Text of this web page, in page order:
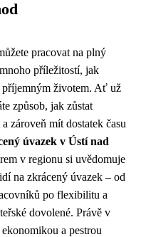
pracovat na plný
příležitostí, jak
příjemným životem. Ať už
způsob, jak zůstat
zároveň mít dostatek času
úvazek v Ústí nad
v regionu si uvědomuje
na zkrácený úvazek – od
po flexibilitu a
dovolené. Právě v
a pestrou